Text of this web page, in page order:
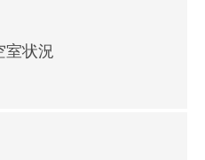
室状況